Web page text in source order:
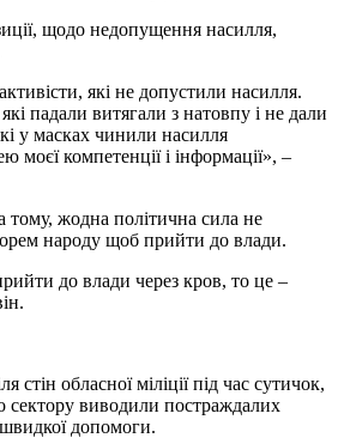
щодо недопущення насилля,
які не допустили насилля.
падали витягали з натовпу і не дали
у масках чинили насилля
моєї компетенції і інформації», –
тому, жодна політична сила не
народу щоб прийти до влади.
до влади через кров, то це –
стін обласної міліції під час сутичок,
сектору виводили постраждалих
швидкої допомоги.